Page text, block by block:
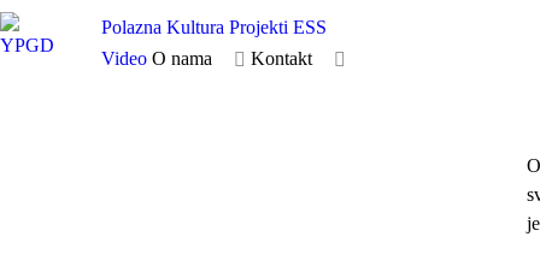
Polazna Kultura Projekti ESS
Video O nama Kontakt